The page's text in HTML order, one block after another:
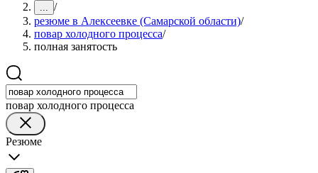
... /
резюме в Алексеевке (Самарской области)/
повар холодного процесса/
полная занятость
повар холодного процесса
Резюме